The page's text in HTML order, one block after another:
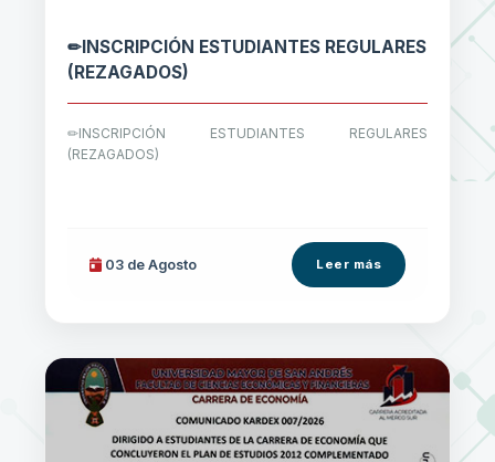
✏INSCRIPCIÓN ESTUDIANTES REGULARES
(REZAGADOS)
✏INSCRIPCIÓN ESTUDIANTES REGULARES
(REZAGADOS)
03 de Agosto Leer más